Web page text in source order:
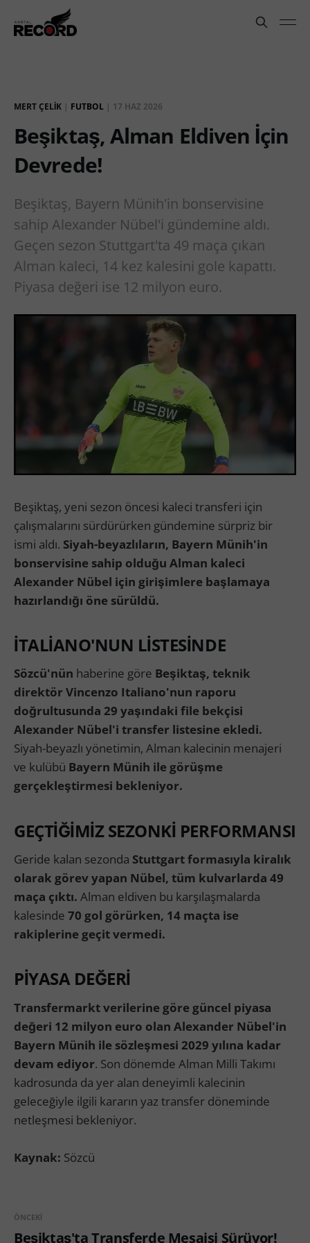
MERT ÇELIK | FUTBOL | 17 HAZ 2026
Beşiktaş, Alman Eldiven İçin
Devrede!
Beşiktaş, Bayern Münih'in bonservisine
sahip Alexander Nübel'i gündemine aldı.
Geçen sezon Stuttgart'ta 49 maça çıkan
Alman kaleci, 14 kez kalesini gole kapattı.
Piyasa değeri ise 12 milyon euro.
Beşiktaş, yeni sezon öncesi kaleci transferi için
çalışmalarını sürdürürken gündemine sürpriz bir
ismi aldı. Siyah-beyazlıların, Bayern Münih'in
bonservisine sahip olduğu Alman kaleci
Alexander Nübel için girişimlere başlamaya
hazırlandığı öne sürüldü.
İTALİANO'NUN LİSTESİNDE
Sözcü'nün haberine göre Beşiktaş, teknik
direktör Vincenzo Italiano'nun raporu
doğrultusunda 29 yaşındaki file bekçisi
Alexander Nübel'i transfer listesine ekledi.
Siyah-beyazlı yönetimin, Alman kalecinin menajeri
ve kulübü Bayern Münih ile görüşme
gerçekleştirmesi bekleniyor.
GEÇTİĞİMİZ SEZONKİ PERFORMANSI
Geride kalan sezonda Stuttgart formasıyla kiralık
olarak görev yapan Nübel, tüm kulvarlarda 49
maça çıktı. Alman eldiven bu karşılaşmalarda
kalesinde 70 gol görürken, 14 maçta ise
rakiplerine geçit vermedi.
PİYASA DEĞERİ
Transfermarkt verilerine göre güncel piyasa
değeri 12 milyon euro olan Alexander Nübel'in
Bayern Münih ile sözleşmesi 2029 yılına kadar
devam ediyor. Son dönemde Alman Milli Takımı
kadrosunda da yer alan deneyimli kalecinin
geleceğiyle ilgili kararın yaz transfer döneminde
netleşmesi bekleniyor.
Kaynak: Sözcü
ÖNCEKI
Beşiktaş'ta Transferde Mesaisi Sürüyor!